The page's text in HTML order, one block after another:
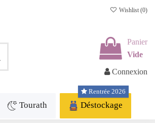
Wishlist (0)
Panier
Vide
Connexion
Tourath Déstockage
Rentrée 2026